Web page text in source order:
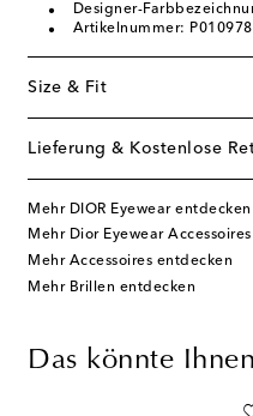
Designer-
Artikelnummer:
Size & Fit
Lieferung & Kostenlose
Mehr DIOR Eyewear entdecken
Mehr Dior Eyewear
Mehr Accessoires entdecken
Mehr Brillen entdecken
Das könnte